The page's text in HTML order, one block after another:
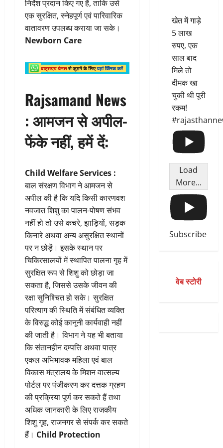
निर्देश प्रदान किए गए हैं, ताकि उसे
एक सुरक्षित, स्नेहपूर्ण एवं पारिवारिक
वातावरण उपलब्ध कराया जा सके।
Newborn Care
Rajsamand News
: आमजन से अपील-
फेंके नहीं, हमें दें:
Child Welfare Services :
बाल संरक्षण विभाग ने आमजन से
अपील की है कि यदि किसी कारणवश
नवजात शिशु का पालन-पोषण संभव
नहीं हो तो उसे कचरे, झाड़ियों, सड़क
किनारे अथवा अन्य असुरक्षित स्थानों
पर न छोड़ें। इसके स्थान पर
चिकित्सालयों में स्थापित पालना गृह में
सुरक्षित रूप से शिशु को छोड़ा जा
सकता है, जिससे उसके जीवन की
रक्षा सुनिश्चित हो सके। सुरक्षित
परित्याग की स्थिति में संबंधित व्यक्ति
के विरुद्ध कोई कानूनी कार्यवाही नहीं
की जाती है। विभाग ने यह भी बताया
कि संतानहीन दम्पत्ति अथवा पात्र
एकल अभिभावक महिला एवं बाल
विकास मंत्रालय के मिशन वात्सल्य
पोर्टल पर पंजीकरण कर दत्तक ग्रहण
की प्रक्रिया पूर्ण कर सकते हैं तथा
अधिक जानकारी के लिए राजकीय
शिशु गृह, राजनगर से संपर्क कर सकते
हैं। Child Protection
खेत में गाड़े
5 लाख
रुपए, एक
साल बाद
मिले तो
दीमक खा
चुकी थी पूरी
रकम!
Load
More...
Subscribe
वेब स्टोरी